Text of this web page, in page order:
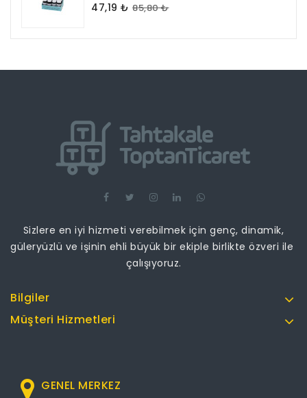
47,19 ₺ 85,80 ₺
Sizlere en iyi hizmeti verebilmek için genç, dinamik,
güleryüzlü ve işinin ehli büyük bir ekiple birlikte özveri ile
çalışıyoruz.
Bilgiler
Müşteri Hizmetleri
GENEL MERKEZ